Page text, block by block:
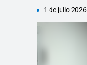
1 de julio 2026